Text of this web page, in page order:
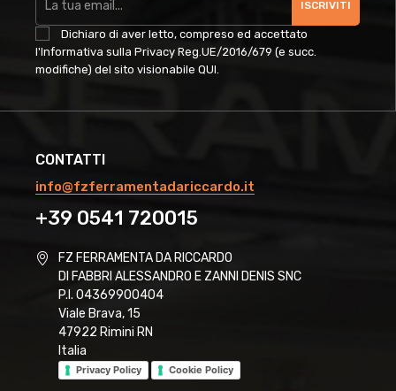
ISCRIVITI
Dichiaro di aver letto, compreso ed accettato
l'Informativa sulla Privacy Reg.UE/2016/679 (e succ.
modifiche) del sito visionabile QUI
CONTATTI
info@fzferramentadariccardo.it
+39 0541 720015
FZ FERRAMENTA DA RICCARDO
DI FABBRI ALESSANDRO E ZANNI DENIS SNC
P.I. 04369900404
Viale Brava, 15
47922 Rimini RN
Italia
Privacy Policy Cookie Policy